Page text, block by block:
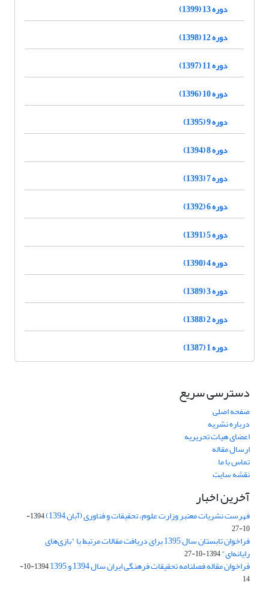
دوره 13 (1399)
دوره 12 (1398)
دوره 11 (1397)
دوره 10 (1396)
دوره 9 (1395)
دوره 8 (1394)
دوره 7 (1393)
دوره 6 (1392)
دوره 5 (1391)
دوره 4 (1390)
دوره 3 (1389)
دوره 2 (1388)
دوره 1 (1387)
دسترسی سریع
صفحه اصلی
درباره نشریه
اعضای هیات تحریریه
ارسال مقاله
تماس با ما
نقشه سایت
آخرین اخبار
فهرست نشریات معتبر وزارت علوم، تحقیقات و فناوری (آبان 1394)
1394-
10-27
فراخوان تابستان سال 1395 برای دریافت مقالات مرتبط با "بازی‌های
رایانه‌ای"1394-10-27
فراخوان مقاله فصلنامه تحقیقات فرهنگی ایران سال 1394 و 1395
1394-10-
14